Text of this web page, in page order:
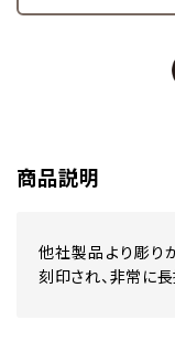
商品説明
他社製品より彫り
刻印され、非常に長